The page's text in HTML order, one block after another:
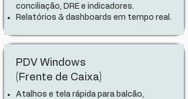
conciliação, DRE e indicadores.
Relatórios & dashboards em tempo real.
PDV Windows
(Frente de Caixa)
Atalhos e tela rápida para balcão,